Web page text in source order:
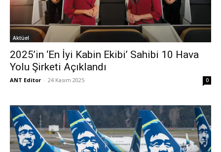
Aktüel
2025’in ‘En İyi Kabin Ekibi’ Sahibi 10 Hava
Yolu Şirketi Açıklandı
ANT Editor - 24 Kasım 2025 0